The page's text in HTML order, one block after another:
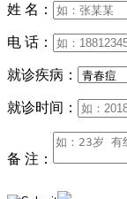
姓 名：
电 话：
就诊疾病：
就诊时间：
备 注：